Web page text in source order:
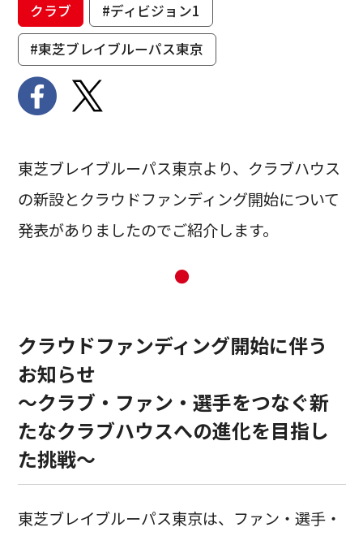
クラブ
#ディビジョン1
#東芝ブレイブルーパス東京
東芝ブレイブルーパス東京より、クラブハウス
の新設とクラウドファンディング開始について
発表がありましたのでご紹介します。
●
クラウドファンディング開始に伴う
お知らせ
～クラブ・ファン・選手をつなぐ新
たなクラブハウスへの進化を目指し
た挑戦～
東芝ブレイブルーパス東京は、ファン・選手・